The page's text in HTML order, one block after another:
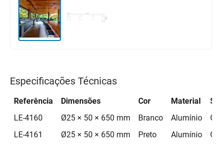
Especificações Técnicas
Referência Dimensões Cor Material
LE-4160
Ø25 × 50 × 650 mm Branco Alumínio
LE-4161
Ø25 × 50 × 650 mm Preto Alumínio